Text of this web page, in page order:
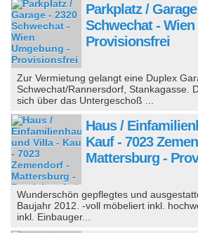
Parkplatz /
Schwechat -
Provisionsfrei
Zur Vermietung gelangt eine Duplex
Schwechat/Rannersdorf, Stankagasse.
sich über das Untergeschoß ...
Haus /
Kauf - 7023
Mattersburg -
Wunderschön gepflegtes und
Baujahr 2012. -voll möbeliert inkl.
inkl. Einbauger...